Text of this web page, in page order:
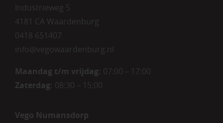
Industrieweg 5
4181 CA Waardenburg
0418 651407
info@vegowaardenburg.nl
Maandag t/m vrijdag: 07:00 – 17:00
Zaterdag: 08:30 – 15:00
Vego Numansdorp